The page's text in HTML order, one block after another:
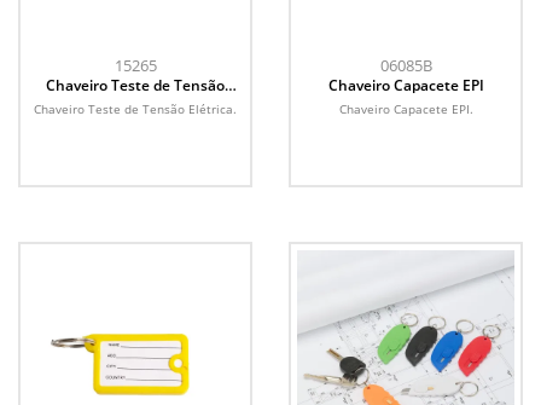
15265
Chaveiro Teste de Tensão
Elétrica
Chaveiro Teste de Tensão Elétrica.
06085B
Chaveiro Capacete EPI
Chaveiro Capacete EPI.